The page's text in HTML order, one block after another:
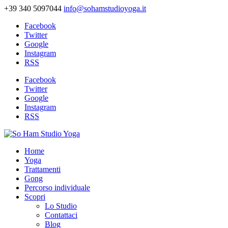
+39 340 5097044 info@sohamstudioyoga.it
Facebook
Twitter
Google
Instagram
RSS
Facebook
Twitter
Google
Instagram
RSS
Home
Yoga
Trattamenti
Gong
Percorso individuale
Scopri
Lo Studio
Contattaci
Blog